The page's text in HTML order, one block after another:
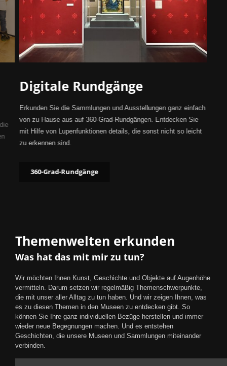
Digitale Rundgänge
Erkunden Sie die Sammlungen und Ausstellungen ganz einfach
von zu Hause aus auf 360-Grad-Rundgängen. Entdecken Sie
mit Hilfe von Lupenfunktionen details, die sonst nicht so leicht
zu erkennen sind.
360-Grad-Rundgänge
Themenwelten erkunden
Was hat das mit mir zu tun?
Wir möchten Ihnen Kunst, Geschichte und Objekte auf Augenhöhe
vermitteln. Darum setzen wir regelmäßig Themenschwerpunkte,
die mit unser aller Alltag zu tun haben. Und wir zeigen Ihnen, was
es zu diesen Themen in den Museen zu entdecken gibt. So
können Sie Ihre ganz individuellen Bezüge herstellen und immer
wieder neue Begegnungen machen. Und es entstehen
Geschichten, die unsere Museen und Sammlungen miteinander
verbinden.